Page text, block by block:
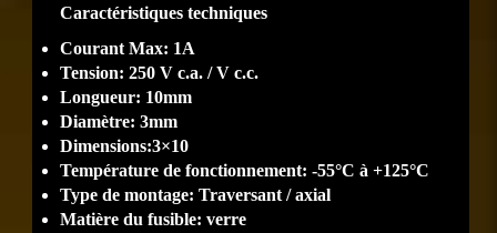
Caractéristiques techniques
Courant Max: 1A
Tension: 250 V c.a. / V c.c.
Longueur: 10mm
Diamètre: 3mm
Dimensions:3×10
Température de fonctionnement: -55°C à +125°C
Type de montage: Traversant / axial
Matière du fusible: verre